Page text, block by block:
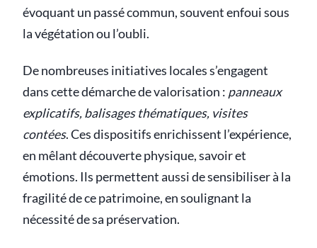
évoquant un passé commun, souvent enfoui sous
la végétation ou l’oubli.
De nombreuses initiatives locales s’engagent
dans cette démarche de valorisation : panneaux
explicatifs, balisages thématiques, visites
contées. Ces dispositifs enrichissent l’expérience,
en mêlant découverte physique, savoir et
émotions. Ils permettent aussi de sensibiliser à la
fragilité de ce patrimoine, en soulignant la
nécessité de sa préservation.